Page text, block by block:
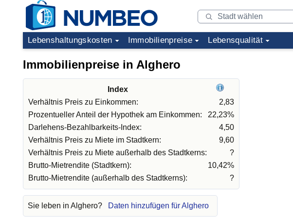
Lebenshaltungskosten Immobilienpreise Lebensqualität
Immobilienpreise in Alghero
Index
Verhältnis Preis zu Einkommen:
2,83
Prozentueller Anteil der Hypothek am Einkommen:
22,23%
Darlehens-Bezahlbarkeits-Index:
4,50
Verhältnis Preis zu Miete im Stadtkern:
9,60
Verhältnis Preis zu Miete außerhalb des Stadtkerns:
?
Brutto-Mietrendite (Stadtkern):
10,42%
Brutto-Mietrendite (außerhalb des Stadtkerns):
?
Sie leben in Alghero? Daten hinzufügen für Alghero